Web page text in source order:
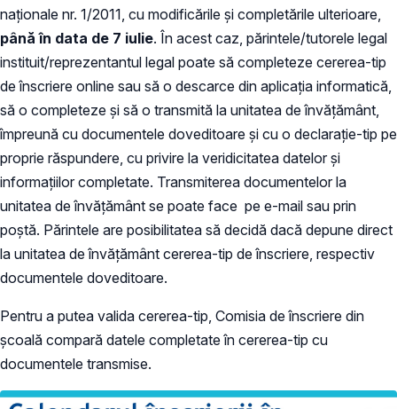
naționale nr. 1/2011, cu modificările și completările ulterioare,
până în data de 7 iulie. În acest caz, părintele/tutorele legal
instituit/reprezentantul legal poate să completeze cererea-tip
de înscriere online sau să o descarce din aplicația informatică,
să o completeze și să o transmită la unitatea de învățământ,
împreună cu documentele doveditoare și cu o declarație-tip pe
proprie răspundere, cu privire la veridicitatea datelor și
informațiilor completate. Transmiterea documentelor la
unitatea de învățământ se poate face pe e-mail sau prin
poștă. Părintele are posibilitatea să decidă dacă depune direct
la unitatea de învățământ cererea-tip de înscriere, respectiv
documentele doveditoare.
Pentru a putea valida cererea-tip, Comisia de înscriere din
școală compară datele completate în cererea-tip cu
documentele transmise.